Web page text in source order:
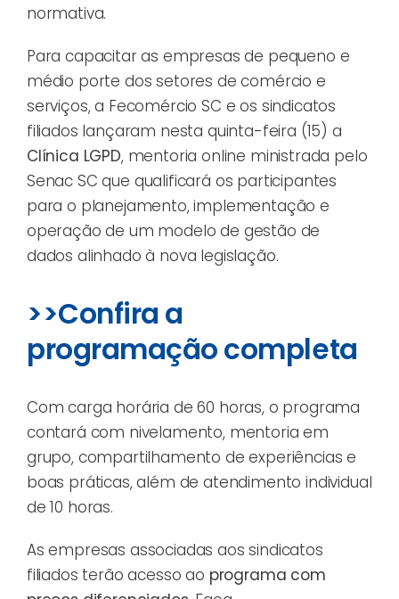
normativa.
Para capacitar as empresas de pequeno e
médio porte dos setores de comércio e
serviços, a Fecomércio SC e os sindicatos
filiados lançaram nesta quinta-feira (15) a
Clínica LGPD, mentoria online ministrada pelo
Senac SC que qualificará os participantes
para o planejamento, implementação e
operação de um modelo de gestão de
dados alinhado à nova legislação.
>>Confira a
programação completa
Com carga horária de 60 horas, o programa
contará com nivelamento, mentoria em
grupo, compartilhamento de experiências e
boas práticas, além de atendimento individual
de 10 horas.
As empresas associadas aos sindicatos
filiados terão acesso ao programa com